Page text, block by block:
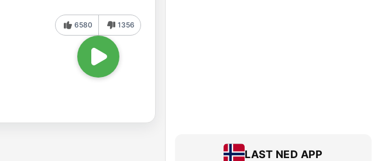
6580 1356
LAST NED APP